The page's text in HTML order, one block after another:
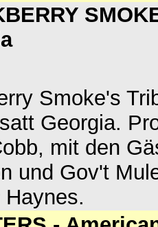
Smoke's
Georgia.
mit den
und Gov't
Haynes.